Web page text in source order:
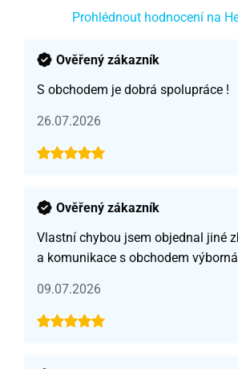
Prohlédnout hodnocení na
Ověřený zákazník
S obchodem je dobrá spolupráce !
26.07.2026
Ověřený zákazník
Vlastní chybou jsem objednal jiné
a komunikace s obchodem
09.07.2026